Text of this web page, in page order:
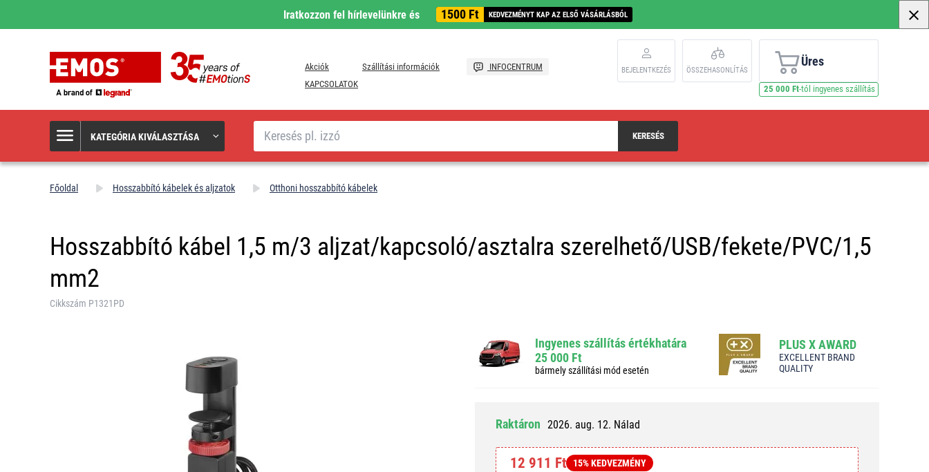
Iratkozzon fel hírlevelünkre és 1500 Ft KEDVEZMÉNYT KAP AZ ELSŐ VÁSÁRLÁSBÓL
Akciók Szállítási információk
INFOCENTRUM
KAPCSOLATOK
BEJELENTKEZÉS ÖSSZEHASONLÍTÁS
Üres
25 000 Ft-tól ingyenes szállítás
KATEGÓRIA KIVÁLASZTÁSA
Keresés
KERESÉS
Főoldal Hosszabbító kábelek és aljzatok Otthoni hosszabbító kábelek
Hosszabbító kábel 1,5 m/3 aljzat/kapcsoló/asztalra szerelhető/USB/fekete/PVC/1,5
mm2
Cikkszám P1321PD
Ingyenes szállítás értékhatára
25 000 Ft
bármely szállítási mód esetén
PLUS X AWARD
EXCELLENT BRAND
QUALITY
Raktáron 2026. aug. 12. Nálad
12 911 Ft 15% KEDVEZMÉNY